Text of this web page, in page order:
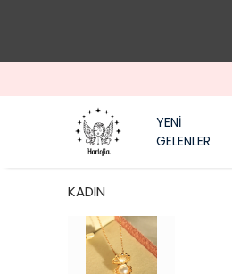
YENİ
GELENLER
KADIN